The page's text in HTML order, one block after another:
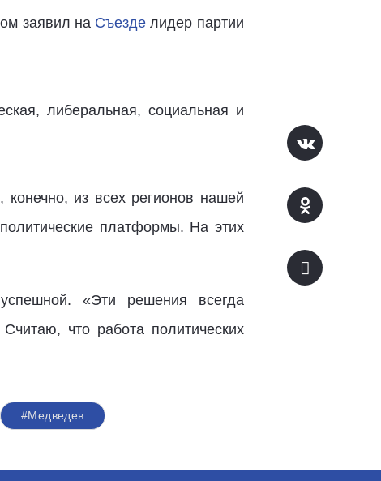
заявил на Съезде лидер партии
либеральная, социальная и
из всех регионов нашей
платформы. На этих
«Эти решения всегда
что работа политических
#Медведев